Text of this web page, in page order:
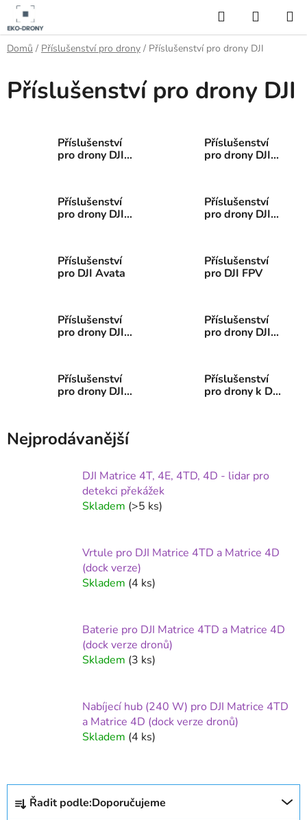
Přejít
obsah
Hledat
KOŠÍK
Domů / Příslušenství pro drony / Příslušenství pro drony DJI
Příslušenství pro drony DJI
Příslušenství
pro drony DJI
Příslušenství
pro drony DJI
Příslušenství
pro drony DJI
Příslušenství
pro drony DJI
Příslušenství
pro DJI Avata
Příslušenství
pro DJI FPV
Příslušenství
pro drony DJI
Příslušenství
pro drony DJI
Příslušenství
pro drony DJI
Příslušenství
pro drony k DJI
Nejprodávanější
DJI Matrice 4T, 4E, 4TD, 4D - lidar pro
detekci překážek
Skladem (>5 ks)
Vrtule pro DJI Matrice 4TD a Matrice 4D
(dock verze)
Skladem (4 ks)
Baterie pro DJI Matrice 4TD a Matrice 4D
(dock verze dronů)
Skladem (3 ks)
Nabíjecí hub (240 W) pro DJI Matrice 4TD
a Matrice 4D (dock verze dronů)
Skladem (4 ks)
Ř
Řadit podle:Doporučujeme